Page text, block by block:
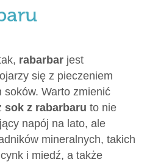
rabarbar jest
się z pieczeniem
Warto zmienić
sok z rabarbaru to nie
napój na lato, ale
mineralnych, takich
i miedź, a także